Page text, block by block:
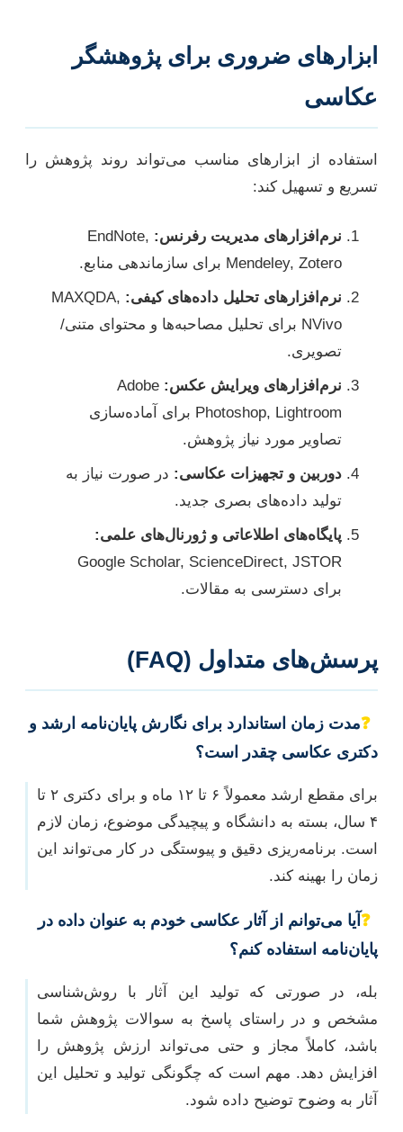
ابزارهای ضروری برای پژوهشگر
عکاسی
استفاده از ابزارهای مناسب می‌تواند روند پژوهش را
تسریع و تسهیل کند:
نرم‌افزارهای مدیریت رفرنس: EndNote,
Mendeley, Zotero برای سازماندهی منابع.
نرم‌افزارهای تحلیل داده‌های کیفی: MAXQDA,
NVivo برای تحلیل مصاحبه‌ها و محتوای متنی/
تصویری.
نرم‌افزارهای ویرایش عکس: Adobe
Photoshop, Lightroom برای آماده‌سازی
تصاویر مورد نیاز پژوهش.
دوربین و تجهیزات عکاسی: در صورت نیاز به
تولید داده‌های بصری جدید.
پایگاه‌های اطلاعاتی و ژورنال‌های علمی:
Google Scholar, ScienceDirect, JSTOR
برای دسترسی به مقالات.
پرسش‌های متداول (FAQ)
❓مدت زمان استاندارد برای نگارش پایان‌نامه ارشد و
دکتری عکاسی چقدر است؟
برای مقطع ارشد معمولاً ۶ تا ۱۲ ماه و برای دکتری ۲ تا
۴ سال، بسته به دانشگاه و پیچیدگی موضوع، زمان لازم
است. برنامه‌ریزی دقیق و پیوستگی در کار می‌تواند این
زمان را بهینه کند.
❓ آیا می‌توانم از آثار عکاسی خودم به عنوان داده در
پایان‌نامه استفاده کنم؟
بله، در صورتی که تولید این آثار با روش‌شناسی
مشخص و در راستای پاسخ به سوالات پژوهش شما
باشد، کاملاً مجاز و حتی می‌تواند ارزش پژوهش را
افزایش دهد. مهم است که چگونگی تولید و تحلیل این
آثار به وضوح توضیح داده شود.